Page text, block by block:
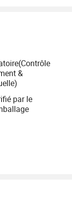
&
par le